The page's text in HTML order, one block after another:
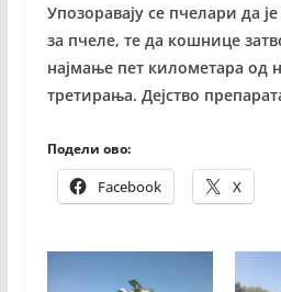
Упозоравају се пчелари да
за пчеле, те да кошнице
најмање пет километара од
третирања. Дејство
Подели ово:
Facebook X